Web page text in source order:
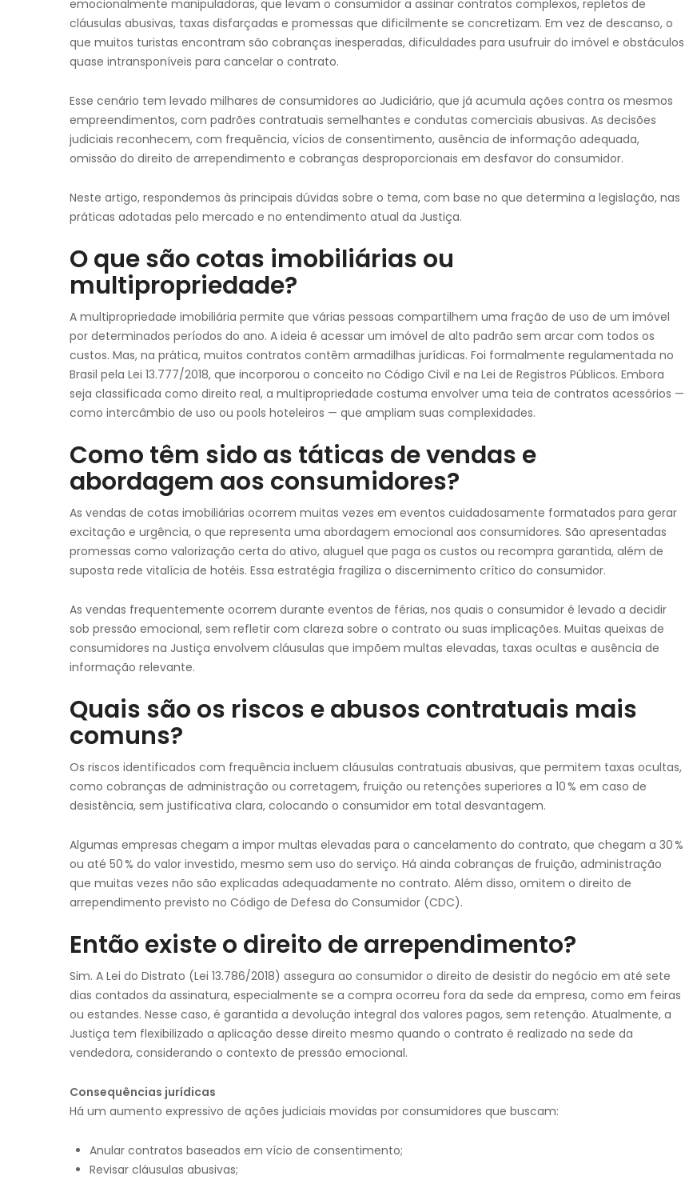
emocionalmente manipuladoras, que levam o consumidor a assinar contratos complexos, repletos de
cláusulas abusivas, taxas disfarçadas e promessas que dificilmente se concretizam. Em vez de descanso, o
que muitos turistas encontram são cobranças inesperadas, dificuldades para usufruir do imóvel e obstáculos
quase intransponíveis para cancelar o contrato.
Esse cenário tem levado milhares de consumidores ao Judiciário, que já acumula ações contra os mesmos
empreendimentos, com padrões contratuais semelhantes e condutas comerciais abusivas. As decisões
judiciais reconhecem, com frequência, vícios de consentimento, ausência de informação adequada,
omissão do direito de arrependimento e cobranças desproporcionais em desfavor do consumidor.
Neste artigo, respondemos às principais dúvidas sobre o tema, com base no que determina a legislação, nas
práticas adotadas pelo mercado e no entendimento atual da Justiça.
O que são cotas imobiliárias ou
multipropriedade?
A multipropriedade imobiliária permite que várias pessoas compartilhem uma fração de uso de um imóvel
por determinados períodos do ano. A ideia é acessar um imóvel de alto padrão sem arcar com todos os
custos. Mas, na prática, muitos contratos contêm armadilhas jurídicas. Foi formalmente regulamentada no
Brasil pela Lei 13.777/2018, que incorporou o conceito no Código Civil e na Lei de Registros Públicos. Embora
seja classificada como direito real, a multipropriedade costuma envolver uma teia de contratos acessórios —
como intercâmbio de uso ou pools hoteleiros — que ampliam suas complexidades.
Como têm sido as táticas de vendas e
abordagem aos consumidores?
As vendas de cotas imobiliárias ocorrem muitas vezes em eventos cuidadosamente formatados para gerar
excitação e urgência, o que representa uma abordagem emocional aos consumidores. São apresentadas
promessas como valorização certa do ativo, aluguel que paga os custos ou recompra garantida, além de
suposta rede vitalícia de hotéis. Essa estratégia fragiliza o discernimento crítico do consumidor.
As vendas frequentemente ocorrem durante eventos de férias, nos quais o consumidor é levado a decidir
sob pressão emocional, sem refletir com clareza sobre o contrato ou suas implicações. Muitas queixas de
consumidores na Justiça envolvem cláusulas que impõem multas elevadas, taxas ocultas e ausência de
informação relevante.
Quais são os riscos e abusos contratuais mais
comuns?
Os riscos identificados com frequência incluem cláusulas contratuais abusivas, que permitem taxas ocultas,
como cobranças de administração ou corretagem, fruição ou retenções superiores a 10 % em caso de
desistência, sem justificativa clara, colocando o consumidor em total desvantagem.
Algumas empresas chegam a impor multas elevadas para o cancelamento do contrato, que chegam a 30 %
ou até 50 % do valor investido, mesmo sem uso do serviço. Há ainda cobranças de fruição, administração
que muitas vezes não são explicadas adequadamente no contrato. Além disso, omitem o direito de
arrependimento previsto no Código de Defesa do Consumidor (CDC).
Então existe o direito de arrependimento?
Sim. A Lei do Distrato (Lei 13.786/2018) assegura ao consumidor o direito de desistir do negócio em até sete
dias contados da assinatura, especialmente se a compra ocorreu fora da sede da empresa, como em feiras
ou estandes. Nesse caso, é garantida a devolução integral dos valores pagos, sem retenção. Atualmente, a
Justiça tem flexibilizado a aplicação desse direito mesmo quando o contrato é realizado na sede da
vendedora, considerando o contexto de pressão emocional.
Consequências jurídicas
Há um aumento expressivo de ações judiciais movidas por consumidores que buscam:
Anular contratos baseados em vício de consentimento;
Revisar cláusulas abusivas;